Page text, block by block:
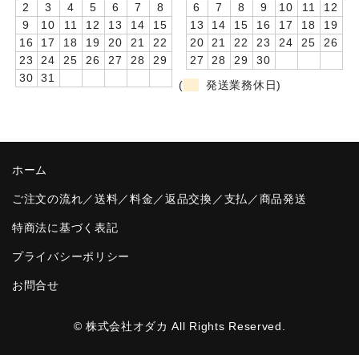
卒園DVDアルバム
園や先生への贈り物
卒業記念品
ポケットウォッチ
目覚まし時計(集合)
温湿度計付目覚まし時計
制服メモリー
2
3 4 5 6 7
8
9
10 11 12 13 14
15
16
17 18 19 20 21
22
23
24 25 26 27 28
29
30
31
6
7 8 9 10 11
12
13
14 15 16 17 18
19
20
21 22 23 24 25
26
27
28 29
30
(
発送業務休日)
ホーム
ご注文の流れ／送料／料金／返品交換／支払／商品発送
特商法に基づく表記
プライバシーポリシー
お問合せ
© 株式会社オダカ All Rights Reserved.